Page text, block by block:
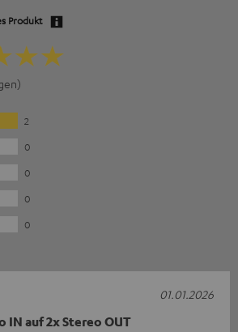
Produkt
2
0
0
0
0
IN auf 2x Stereo OUT
01.01.2026